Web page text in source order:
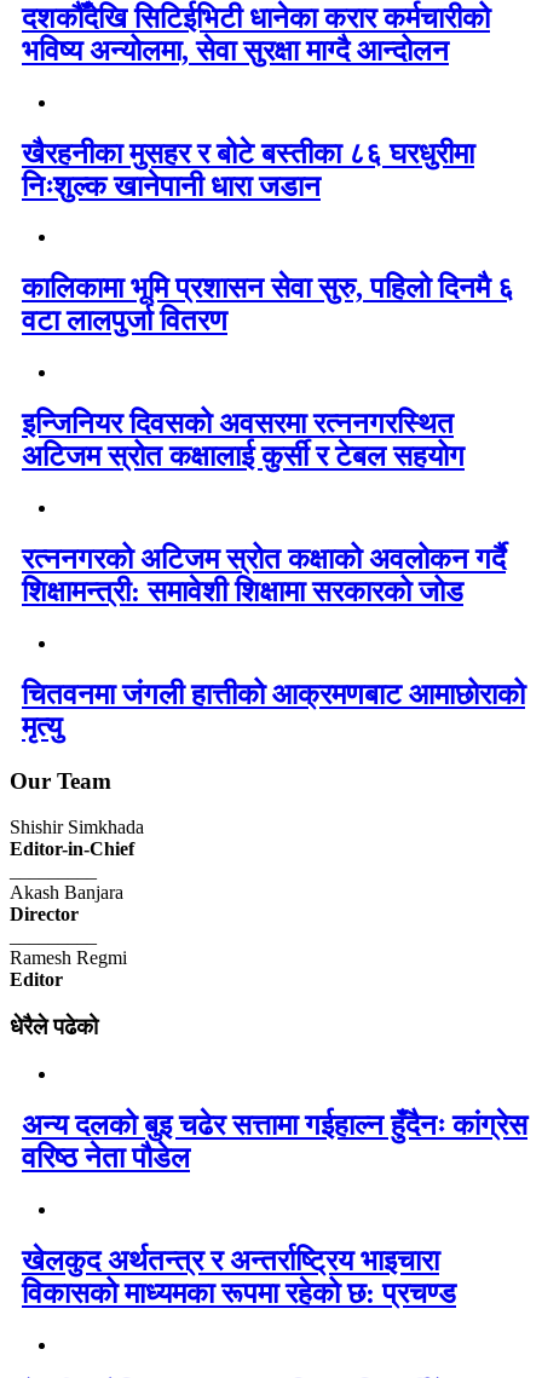
दशकौँदेखि सिटिईभिटी धानेका करार कर्मचारीको
भविष्य अन्योलमा, सेवा सुरक्षा माग्दै आन्दोलन
खैरहनीका मुसहर र बोटे बस्तीका ८६ घरधुरीमा
निःशुल्क खानेपानी धारा जडान
कालिकामा भूमि प्रशासन सेवा सुरु, पहिलो दिनमै ६
वटा लालपुर्जा वितरण
इन्जिनियर दिवसको अवसरमा रत्ननगरस्थित
अटिजम स्रोत कक्षालाई कुर्सी र टेबल सहयोग
रत्ननगरको अटिजम स्रोत कक्षाको अवलोकन गर्दै
शिक्षामन्त्री: समावेशी शिक्षामा सरकारको जोड
चितवनमा जंगली हात्तीको आक्रमणबाट आमाछोराको
मृत्यु
Our Team
Shishir Simkhada
Editor-in-Chief
Akash Banjara
Director
Ramesh Regmi
Editor
धेरैले पढेको
अन्य दलको बुइ चढेर सत्तामा गईहाल्न हुँदैनः कांग्रेस
वरिष्ठ नेता पौडेल
खेलकुद अर्थतन्त्र र अन्तर्राष्ट्रिय भाइचारा
विकासको माध्यमका रूपमा रहेको छ: प्रचण्ड